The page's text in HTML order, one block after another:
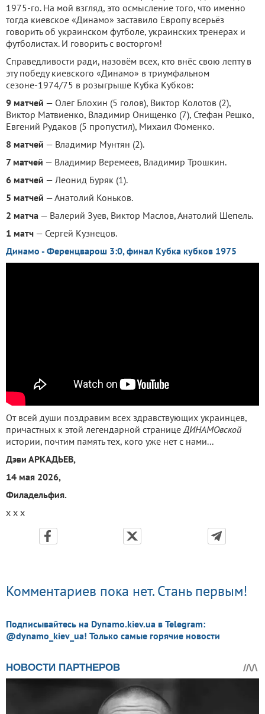
1975-го. На мой взгляд, это осмысление того, что именно
тогда киевское «Динамо» заставило Европу всерьёз
говорить об украинском футболе, украинских тренерах и
футболистах. И говорить с восторгом!
Справедливости ради, назовём всех, кто внёс свою лепту в
эту победу киевского «Динамо» в триумфальном
сезоне-1974/75 в розыгрыше Кубка Кубков:
9 матчей — Олег Блохин (5 голов), Виктор Колотов (2),
Виктор Матвиенко, Владимир Онищенко (7), Стефан Решко,
Евгений Рудаков (5 пропустил), Михаил Фоменко.
8 матчей — Владимир Мунтян (2).
7 матчей — Владимир Веремеев, Владимир Трошкин.
6 матчей — Леонид Буряк (1).
5 матчей — Анатолий Коньков.
2 матча — Валерий Зуев, Виктор Маслов, Анатолий Шепель.
1 матч — Сергей Кузнецов.
Динамо - Ференцварош 3:0, финал Кубка кубков 1975
От всей души поздравим всех здравствующих украинцев,
причастных к этой легендарной страницеДИНАМОвской
истории, почтим память тех, кого уже нет с нами...
Дэви АРКАДЬЕВ,
14 мая 2026,
Филадельфия.
х х х
Комментариев пока нет. Стань первым!
Подписывайтесь на Dynamo.kiev.ua в Telegram:
@dynamo_kiev_ua! Только самые горячие новости